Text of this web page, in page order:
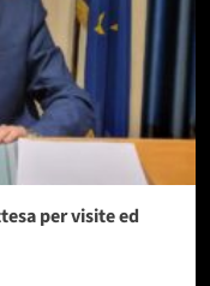
per visite ed